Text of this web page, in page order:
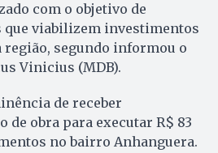
com o objetivo de
que viabilizem investimentos
segundo informou o
Vinicius (MDB).
de receber
de obra para executar R$ 83
no bairro Anhanguera.